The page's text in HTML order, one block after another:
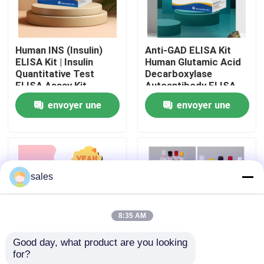
Contrôle qualité
Contactez-nous
Nouvelles
Cas
ELISA Test Kit
Human INS (Insulin)
ELISA Kit | Insulin
Quantitative Test
ELISA Assay Kit,
Sandwich ELISA For
Serum Plasma 96
Tests Laboratory
envoyer une
Anti-GAD ELISA Kit
Human Glutamic Acid
Decarboxylase
Autoantibody ELISA
KiT GAD-Ab / GAD65
Autoantibody Enzyme
Linked
Test Kit
envoyer une
Human Brucella
sales
8:35 AM
Good day, what product are you looking
for?